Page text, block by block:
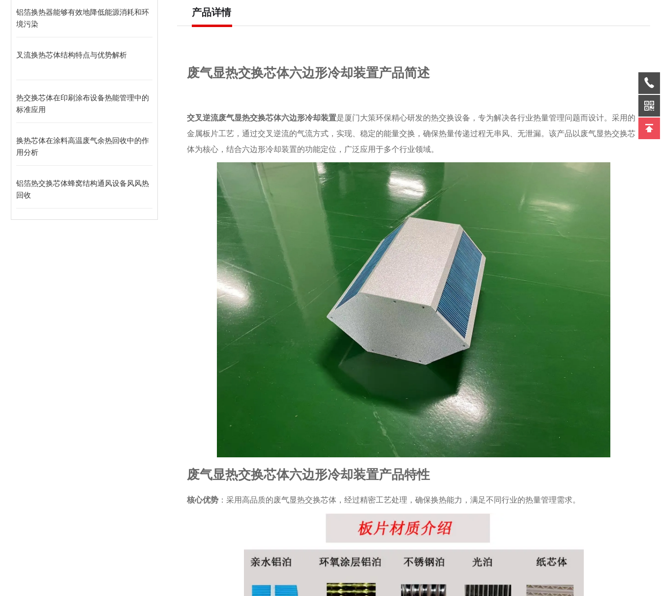
铝箔换热器能够有效地降低能源消耗和环
境污染
叉流换热芯体结构特点与优势解析
热交换芯体在印刷涂布设备热能管理中的
标准应用
换热芯体在涂料高温废气余热回收中的作
用分析
铝箔热交换芯体蜂窝结构通风设备风风热
回收
产品详情
废气显热交换芯体六边形冷却装置产品简述
交叉逆流废气显热交换芯体六边形冷却装置是厦门大策环保精心研发的热交换设备，专为解决各行业热量管理问题而设计。采用的
金属板片工艺，通过交叉逆流的气流方式，实现、稳定的能量交换，确保热量传递过程无串风、无泄漏。该产品以废气显热交换芯
体为核心，结合六边形冷却装置的功能定位，广泛应用于多个行业领域。
废气显热交换芯体六边形冷却装置产品特性
核心优势 ：采用高品质的废气显热交换芯体，经过精密工艺处理，确保换热能力，满足不同行业的热量管理需求。